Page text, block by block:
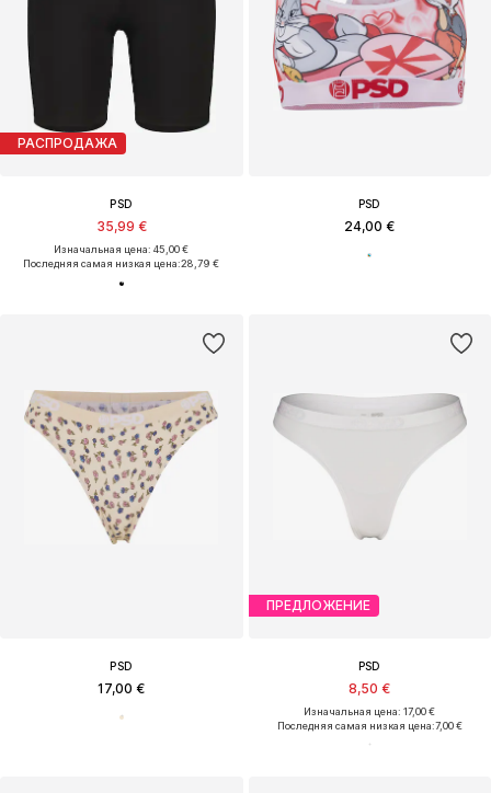
РАСПРОДАЖА
PSD
35,99 €
Изначальная цена: 45,00 €
Последняя самая низкая цена:28,79 €
PSD
24,00 €
PSD
17,00 €
ПРЕДЛОЖЕНИЕ
PSD
8,50 €
Изначальная цена: 17,00 €
Последняя самая низкая цена:7,00 €